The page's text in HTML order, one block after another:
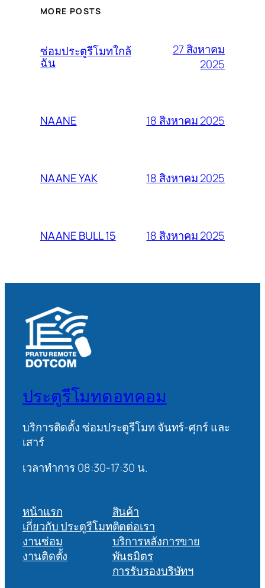
MORE POSTS
ซ่อมประตูรีโมทใกล้
ฉัน
27 สิงหาคม
2025
NAANE 18 สิงหาคม 2025
NAANE YAK 18 สิงหาคม 2025
NAANE BULL 15 18 สิงหาคม 2025
ประตูรีโมทดอทคอม
บริการติดตั้ง ซ่อมประตูรีโมท จันทร์-ศุกร์ และ
เสาร์
เวลาทำการ 08:30-17:30 น.
หน้าแรก
เกี่ยวกับ ประตูรีโมท
งานซ่อม
งานติดตั้ง
สินค้า
ติดต่อเรา
บริการหลังการขาย
พันธมิตร
การรับรองบริษัทฯ